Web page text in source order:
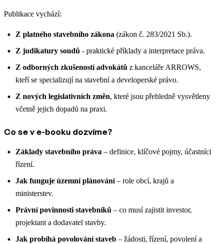
Publikace vychází:
Z platného stavebního zákona (zákon č. 283/2021 Sb.).
Z judikatury soudů - praktické příklady a interpretace práva.
Z odborných zkušeností advokátů z kanceláře ARROWS,
kteří se specializují na stavební a developerské právo.
Z nových legislativních změn, které jsou přehledně vysvětleny
včetně jejich dopadů na praxi.
Co se v e-booku dozvíme?
Základy stavebního práva – definice, klíčové pojmy, účastníci
řízení.
Jak funguje územní plánování– role obcí, krajů a
ministerstev.
Právní povinnosti stavebníků – co musí zajistit investor,
projektant a dodavatel stavby.
Jak probíhá povolování staveb – žádosti, řízení, povolení a